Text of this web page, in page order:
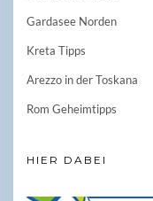
Gardasee Norden
Kreta Tipps
Arezzo in der Toskana
Rom Geheimtipps
HIER DABEI